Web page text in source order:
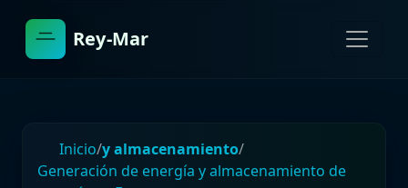
Rey-Mar
Inicio/y almacenamiento/
Generación de energía y almacenamiento de